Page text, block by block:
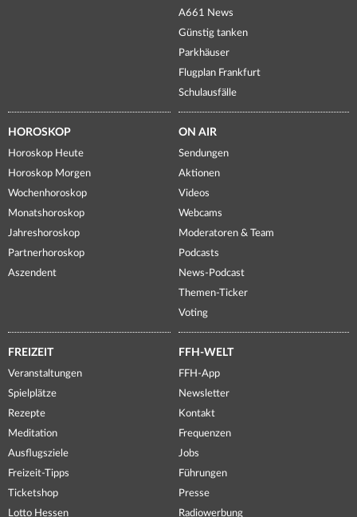
A661 News
Günstig tanken
Parkhäuser
Flugplan Frankfurt
Schulausfälle
HOROSKOP
Horoskop Heute
Horoskop Morgen
Wochenhoroskop
Monatshoroskop
Jahreshoroskop
Partnerhoroskop
Aszendent
ON AIR
Sendungen
Aktionen
Videos
Webcams
Moderatoren & Team
Podcasts
News-Podcast
Themen-Ticker
Voting
FREIZEIT
Veranstaltungen
Spielplätze
Rezepte
Meditation
Ausflugsziele
Freizeit-Tipps
Ticketshop
Lotto Hessen
FFH-WELT
FFH-App
Newsletter
Kontakt
Frequenzen
Jobs
Führungen
Presse
Radiowerbung